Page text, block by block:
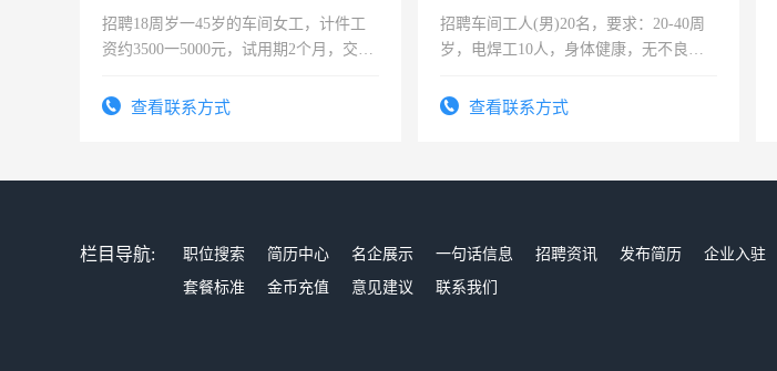
招聘18周岁一45岁的车间女工，计件工
资约3500一5000元，试用期2个月，交五
查看联系方式
招聘车间工人(男)20名，要求：20-40周
岁，电焊工10人，身体健康，无不良嗜
宿，免费发放劳保用品，两班倒，每月
查看联系方式
栏目导航: 职位搜索 简历中心 名企展示 一句话信息 招聘资讯 发布简历 企业入驻
套餐标准
金币充值 意见建议 联系我们